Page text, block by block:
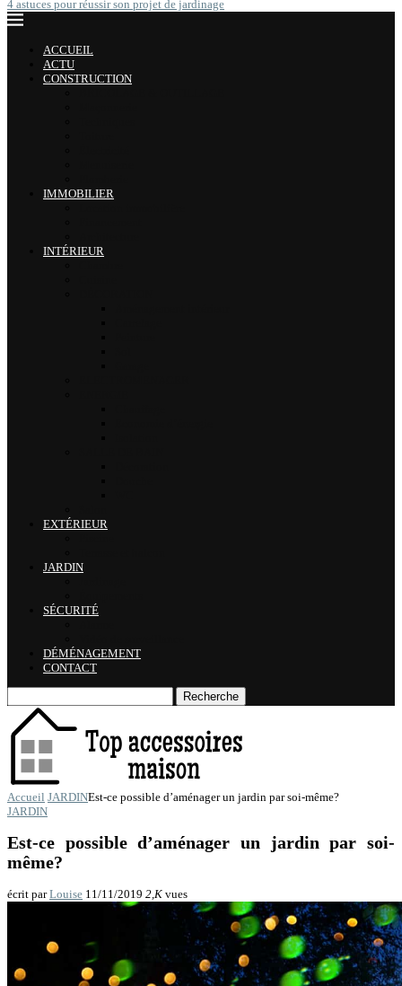
4 astuces pour réussir son projet de jardinage
ACCUEIL
ACTU
CONSTRUCTION
IMMOBILIER
INTÉRIEUR
EXTÉRIEUR
JARDIN
SÉCURITÉ
DÉMÉNAGEMENT
CONTACT
Recherche
Accueil JARDINEst-ce possible d’aménager un jardin par soi-même?
JARDIN
Est-ce possible d’aménager un jardin par soi-
même?
écrit parLouise 11/11/2019 2,K vues